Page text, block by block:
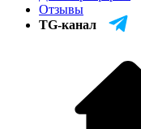
Отзывы
TG-канал